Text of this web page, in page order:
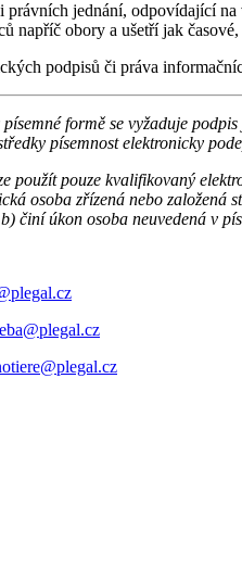
jednání, odpovídající
napříč obory a ušetří jak
podpisů či práva
formě se vyžaduje
písemnost elektronicky
použít pouze kvalifikovaný
osoba zřízená nebo
činí úkon osoba neuvedená v